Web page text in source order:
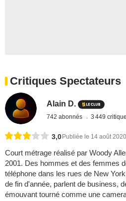
Critiques Spectateurs
Alain D.
742 abonnés 3 449
3,0 Publiée le 14 août 2020
Court métrage réalisé par Woody
2001. Des hommes et des femmes
téléphone dans les rues de New
de fin d'année, parlent de business,
émouvant tourné comme une